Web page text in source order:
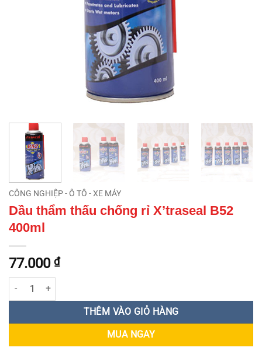
CÔNG NGHIỆP - Ô TÔ - XE MÁY
Dầu thẩm thấu chống rỉ X’traseal B52
400ml
77.000 ₫
Dầu thẩm thấu chống rỉ X'traseal B52 400ml số lượng
THÊM VÀO GIỎ HÀNG
MUA NGAY